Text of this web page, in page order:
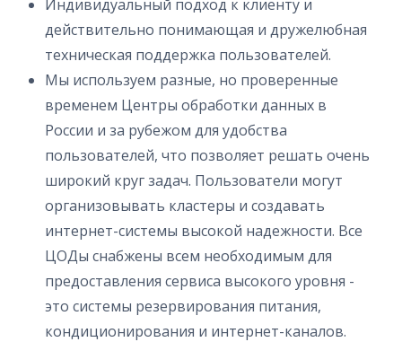
Индивидуальный подход к клиенту и
действительно понимающая и дружелюбная
техническая поддержка пользователей.
Мы используем разные, но проверенные
временем Центры обработки данных в
России и за рубежом для удобства
пользователей, что позволяет решать очень
широкий круг задач. Пользователи могут
организовывать кластеры и создавать
интернет-системы высокой надежности. Все
ЦОДы снабжены всем необходимым для
предоставления сервиса высокого уровня -
это системы резервирования питания,
кондиционирования и интернет-каналов.